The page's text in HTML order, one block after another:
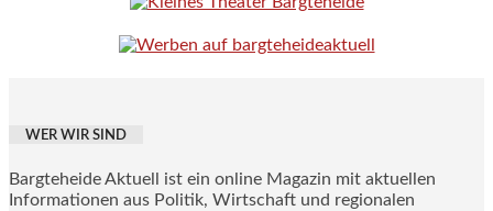
WER WIR SIND
Bargteheide Aktuell ist ein online Magazin mit aktuellen
Informationen aus Politik, Wirtschaft und regionalen